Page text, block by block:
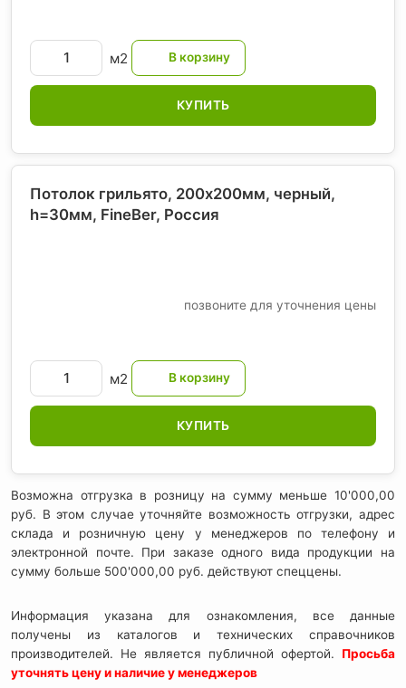
м2
КУПИТЬ
Потолок грильято, 200х200мм, черный,
h=30мм, FineBer, Россия
позвоните для уточнения цены
м2
КУПИТЬ
Возможна отгрузка в розницу на сумму меньше 10'000,00
руб. В этом случае уточняйте возможность отгрузки, адрес
склада и розничную цену у менеджеров по телефону и
электронной почте. При заказе одного вида продукции на
сумму больше 500'000,00 руб. действуют спеццены.
Информация указана для ознакомления, все данные
получены из каталогов и технических справочников
производителей. Не является публичной офертой. Просьба
уточнять цену и наличие у менеджеров